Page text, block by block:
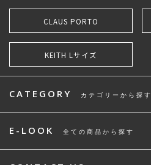
CLAUS PORTO
KEITH Lサイズ
CATEGORY カテゴリーから探す
E-LOOK 全ての商品から探す